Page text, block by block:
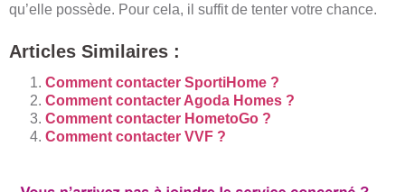
qu’elle possède. Pour cela, il suffit de tenter votre chance.
Articles Similaires :
Comment contacter SportiHome ?
Comment contacter Agoda Homes ?
Comment contacter HometoGo ?
Comment contacter VVF ?